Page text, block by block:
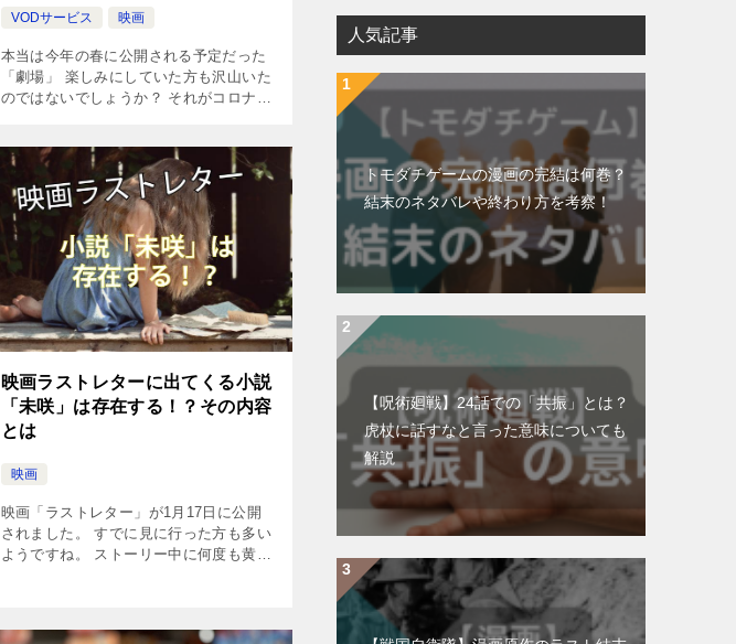
VODサービス 映画
本当は今年の春に公開される予定だった
「劇場」 楽しみにしていた方も沢山いた
のではないでしょうか？ それがコロナの
ミニシアターが中心だったので、 […]
映画ラストレターに出てくる小説
「未咲」は存在する！？その内容
とは
映画
映画「ラストレター」が1月17日に公開
されました。 すでに見に行った方も多い
ようですね。 ストーリー中に何度も黄色
人気記事
トモダチゲームの漫画の完結は何巻？
結末のネタバレや終わり方を考察！
【呪術廻戦】24話での「共振」とは？
虎杖に話すなと言った意味についても
解説